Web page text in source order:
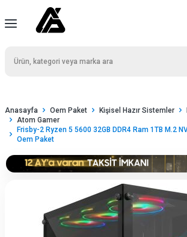
Anasayfa Oem Paket Kişisel Hazır Sistemler
Atom Gamer
Frisby-2 Ryzen 5 5600 32GB DDR4 Ram 1TB M.2
Oem Paket